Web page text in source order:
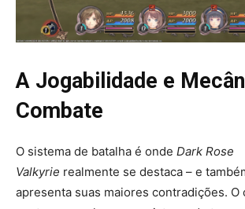
A Jogabilidade e
Combate
O sistema de batalha é onde Dark Rose
Valkyrie realmente se destaca – e
apresenta suas maiores contradições. O